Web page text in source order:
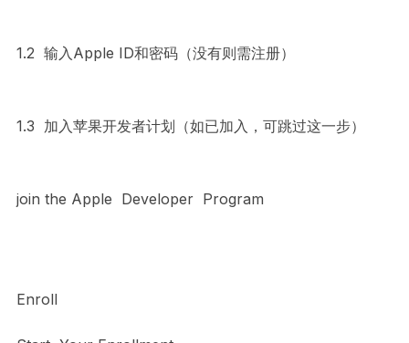
1.2 输入Apple ID和密码（没有则需注册）
1.3 加入苹果开发者计划（如已加入，可跳过这一步）
join the Apple Developer Program
Enroll